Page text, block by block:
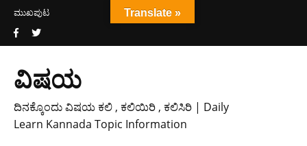
ಮುಖಪುಟ
ವಿಷಯ
ದಿನಕ್ಕೊಂದು ವಿಷಯ ಕಲಿ , ಕಲಿಯಿರಿ , ಕಲಿಸಿರಿ | Daily
Learn Kannada Topic Information
Translate »